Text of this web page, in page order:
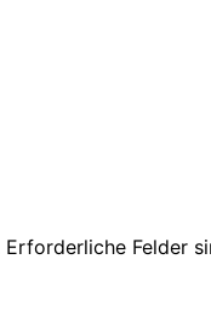
Erforderliche Felder